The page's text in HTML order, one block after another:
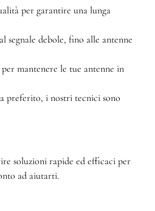
per garantire una lunga
debole, fino alle antenne
mantenere le tue antenne in
preferito, i nostri tecnici sono
soluzioni rapide ed efficaci per
ad aiutarti.